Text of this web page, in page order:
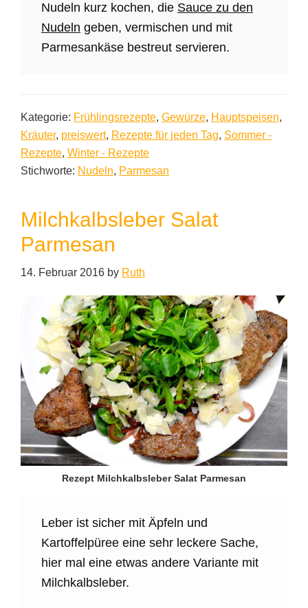
Nudeln kurz kochen, die Sauce zu den
Nudeln geben, vermischen und mit
Parmesankäse bestreut servieren.
Kategorie: Frühlingsrezepte, Gewürze, Hauptspeisen,
Kräuter, preiswert, Rezepte für jeden Tag, Sommer -
Rezepte, Winter - Rezepte
Stichworte: Nudeln, Parmesan
Milchkalbsleber Salat
Parmesan
14. Februar 2016 by Ruth
Rezept Milchkalbsleber Salat Parmesan
Leber ist sicher mit Äpfeln und
Kartoffelpüree eine sehr leckere Sache,
hier mal eine etwas andere Variante mit
Milchkalbsleber.